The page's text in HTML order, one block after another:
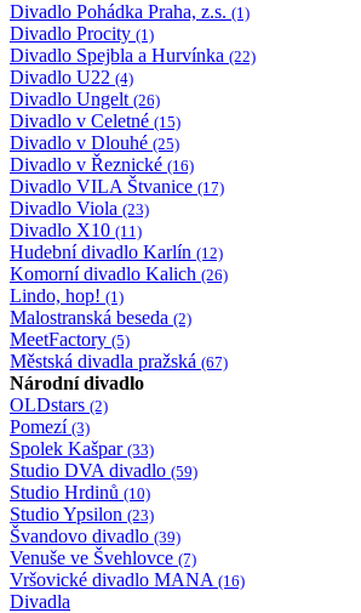
Divadlo Pohádka Praha, z.s. (1)
Divadlo Procity (1)
Divadlo Spejbla a Hurvínka (22)
Divadlo U22 (4)
Divadlo Ungelt (26)
Divadlo v Celetné (15)
Divadlo v Dlouhé (25)
Divadlo v Řeznické (16)
Divadlo VILA Štvanice (17)
Divadlo Viola (23)
Divadlo X10 (11)
Hudební divadlo Karlín (12)
Komorní divadlo Kalich (26)
Lindo, hop! (1)
Malostranská beseda (2)
MeetFactory (5)
Městská divadla pražská (67)
Národní divadlo
OLDstars (2)
Pomezí (3)
Spolek Kašpar (33)
Studio DVA divadlo (59)
Studio Hrdinů (10)
Studio Ypsilon (23)
Švandovo divadlo (39)
Venuše ve Švehlovce (7)
Vršovické divadlo MANA (16)
Divadla